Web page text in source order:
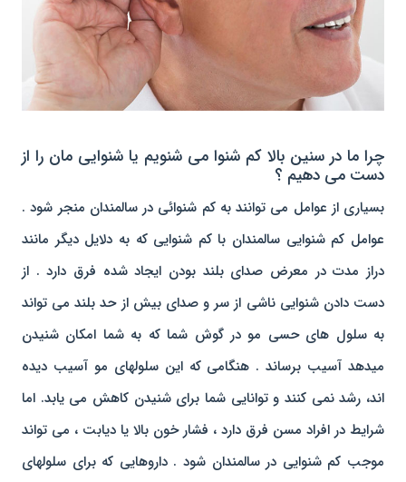
چرا ما در سنین بالا کم شنوا می شنویم یا شنوایی مان را از
دست می دهیم ؟
بسیاری از عوامل می توانند به کم شنوائی در سالمندان منجر شود .
عوامل کم شنوایی سالمندان با کم شنوایی که به دلایل دیگر مانند
دراز مدت در معرض صدای بلند بودن ایجاد شده فرق دارد . از
دست دادن شنوایی ناشی از سر و صدای بیش از حد بلند می تواند
به سلول های حسی مو در گوش شما که به شما امکان شنیدن
میدهد آسیب برساند . هنگامی که این سلولهای مو آسیب دیده
اند، رشد نمی کنند و توانایی شما برای شنیدن کاهش می یابد. اما
شرایط در افراد مسن فرق دارد ، فشار خون بالا یا دیابت ، می تواند
موجب کم شنوایی در سالمندان شود . داروهایی که برای سلولهای